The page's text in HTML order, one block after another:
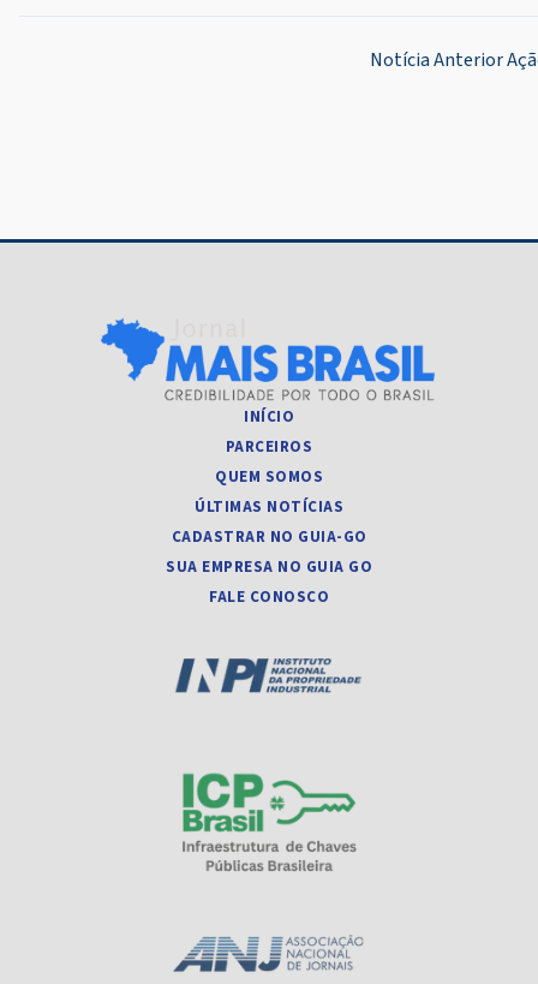
Notícia Anterior
INÍCIO
PARCEIROS
QUEM SOMOS
ÚLTIMAS NOTÍCIAS
CADASTRAR NO GUIA-GO
SUA EMPRESA NO GUIA GO
FALE CONOSCO